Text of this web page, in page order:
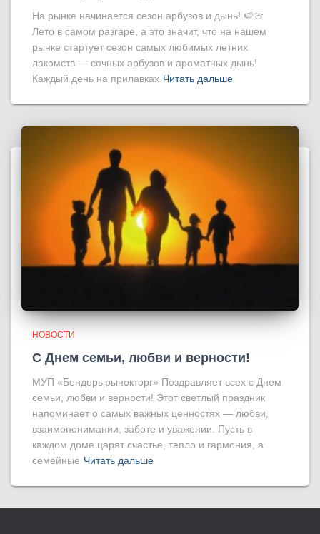
На рынке начинается сезон арбузов и дынь! 🍉🍈
Лето в самом разгаре, а это значит, что на нашем
рынке стартует сезон самых любимых летних
лакомств — сочных арбузов и ароматных дынь!
Каждый день на прилавках Читать дальше
НОВОСТИ
С Днем семьи, любви и верности!
МУП «Бендерырынокторг» Поздравляет всех с Днем
семьи, любви и верности! Этот светлый праздник
напоминает о самых важных ценностях — любви,
взаимопонимании, заботе и уважении. Пусть в
каждом доме царят счастье, тепло и гармония, а
семейные Читать дальше